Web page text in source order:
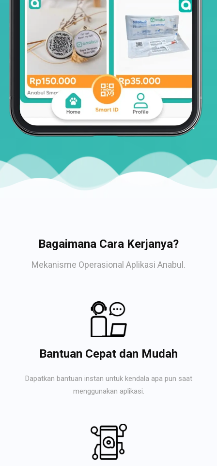
Bagaimana Cara Kerjanya?
Mekanisme Operasional Aplikasi Anabul.
Bantuan Cepat dan Mudah
Dapatkan bantuan instan untuk kendala apa pun saat
menggunakan aplikasi.